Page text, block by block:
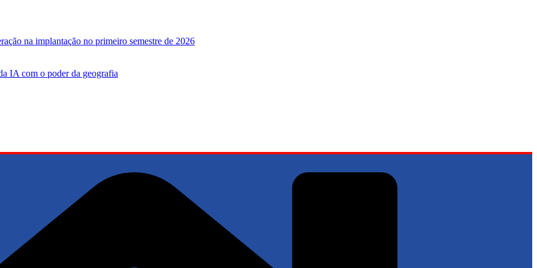
na implantação no primeiro semestre de 2026
IA ​​com o poder da geografia